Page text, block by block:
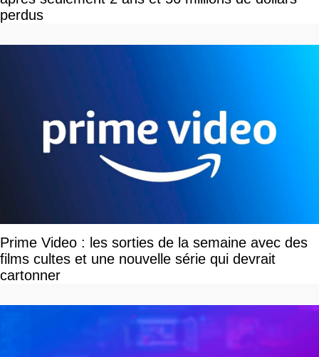
perdus
Prime Video : les sorties de la semaine avec des
films cultes et une nouvelle série qui devrait
cartonner